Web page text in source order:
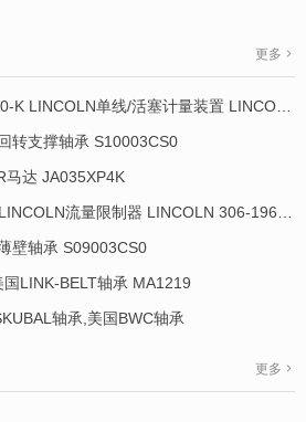
更多
转支撑轴承 S10003CS0
马达 JA035XP4K
壁轴承 S09003CS0
LINK-BELT轴承 MA1219
轴承,美国BWC轴承
更多